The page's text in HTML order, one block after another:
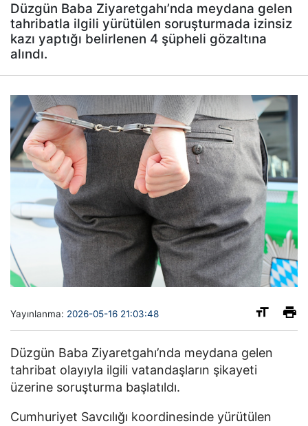
Düzgün Baba Ziyaretgahı’nda meydana gelen
tahribatla ilgili yürütülen soruşturmada izinsiz
kazı yaptığı belirlenen 4 şüpheli gözaltına
alındı.
Yayınlanma: 2026-05-16 21:03:48
Düzgün Baba Ziyaretgahı’nda meydana gelen
tahribat olayıyla ilgili vatandaşların şikayeti
üzerine soruşturma başlatıldı.
Cumhuriyet Savcılığı koordinesinde yürütülen